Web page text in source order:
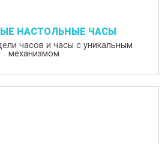
НАСТОЛЬНЫЕ ЧАСЫ
часов и часы с уникальным
механизмом